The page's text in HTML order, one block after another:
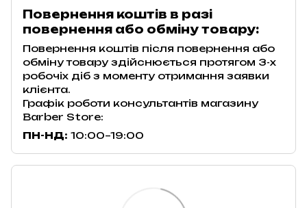
Повернення коштів в разі
повернення або обміну товару:
Повернення коштів після повернення або
обміну товару здійснюється протягом 3-х
робочіх діб з моменту отримання заявки
клієнта.
Графік роботи консультантів магазину
Barber Store:
ПН-НД: 10:00–19:00